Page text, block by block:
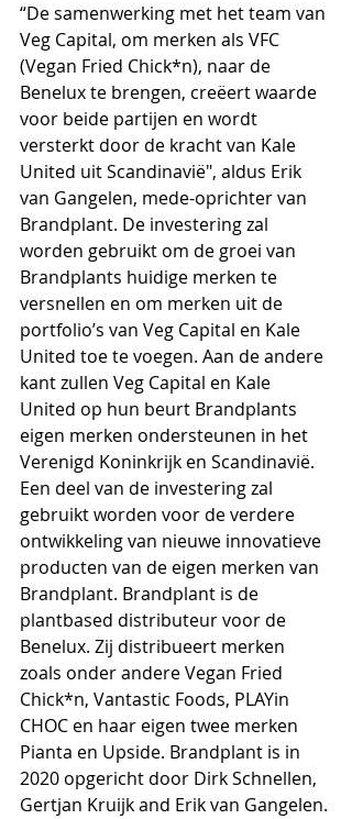
“De samenwerking met het team van
Veg Capital, om merken als VFC
(Vegan Fried Chick*n), naar de
Benelux te brengen, creëert waarde
voor beide partijen en wordt
versterkt door de kracht van Kale
United uit Scandinavië", aldus Erik
van Gangelen, mede-oprichter van
Brandplant. De investering zal
worden gebruikt om de groei van
Brandplants huidige merken te
versnellen en om merken uit de
portfolio’s van Veg Capital en Kale
United toe te voegen. Aan de andere
kant zullen Veg Capital en Kale
United op hun beurt Brandplants
eigen merken ondersteunen in het
Verenigd Koninkrijk en Scandinavië.
Een deel van de investering zal
gebruikt worden voor de verdere
ontwikkeling van nieuwe innovatieve
producten van de eigen merken van
Brandplant. Brandplant is de
plantbased distributeur voor de
Benelux. Zij distribueert merken
zoals onder andere Vegan Fried
Chick*n, Vantastic Foods, PLAYin
CHOC en haar eigen twee merken
Pianta en Upside. Brandplant is in
2020 opgericht door Dirk Schnellen,
Gertjan Kruijk and Erik van Gangelen.